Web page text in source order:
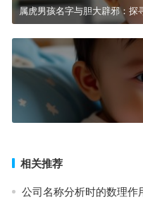
属虎男孩名字与胆大辟邪：探
相关推荐
公司名称分析时的数理作